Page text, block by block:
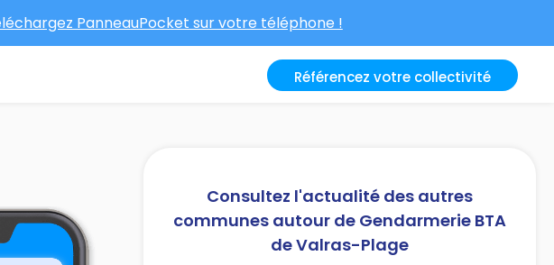
PanneauPocket sur votre téléphone !
Référencez votre collectivité
Consultez l'actualité des autres
communes autour de Gendarmerie BTA
de Valras-Plage